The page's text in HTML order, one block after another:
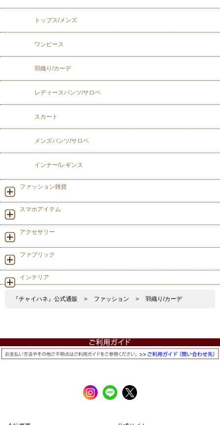
トップス/メンズ
ワンピース
羽織り/カーデ
レディースパンツ/サロペ
スカート
メンズパンツ/サロペ
インナー/レギンス
ファッション雑貨
スマホアイテム
アクセサリー
ファブリック
インテリア
『チャイハネ』公式通販 > ファッション > 羽織り/カーデ